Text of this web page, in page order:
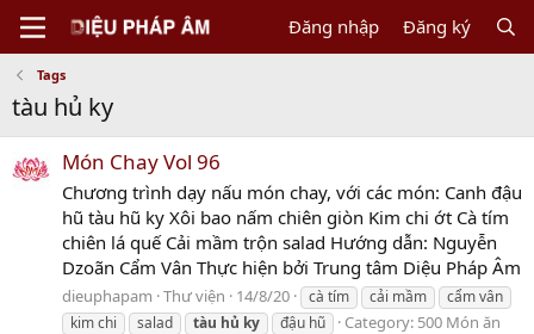
Đăng nhập Đăng ký
Tags
tàu hủ ky
Món Chay Vol 96
Chương trình dạy nấu món chay, với các món: Canh đậu
hũ tàu hũ ky Xôi bao nấm chiên giòn Kim chi ớt Cà tím
chiên lá quế Cải mầm trộn salad Hướng dẫn: Nguyễn
Dzoãn Cẩm Vân Thực hiện bởi Trung tâm Diệu Pháp Âm
dieuphapam Thư viện 14/8/20 cà tím cải mầm
cẩm vân
kim chi
salad tàu hủ ky đậu hũ Category: 500 Món ăn